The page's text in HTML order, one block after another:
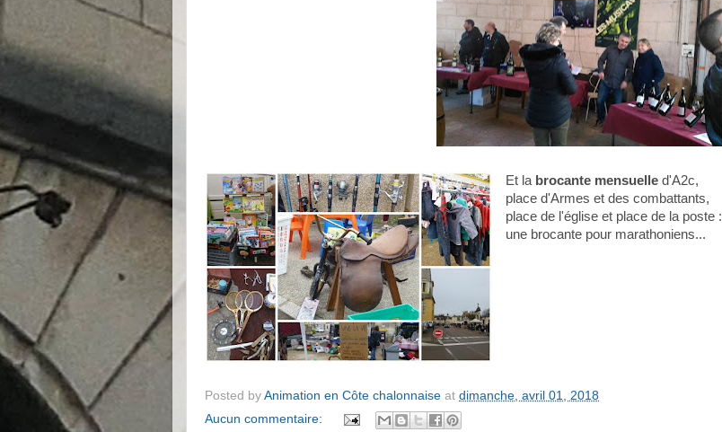
Et la brocante mensuelled'A2c,
place d'Armes et des combattants,
place de l'église et place de la poste :
une brocante pour marathoniens...
Posted by Animation en Côte chalonnaise at dimanche, avril 01, 2018
Aucun commentaire: